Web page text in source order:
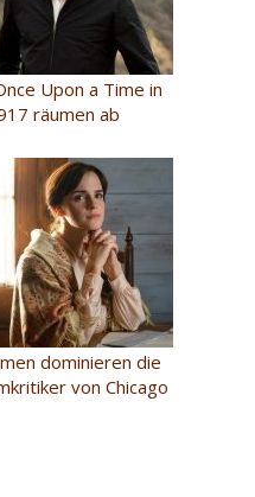
Upon a Time in
räumen ab
dominieren die
von Chicago